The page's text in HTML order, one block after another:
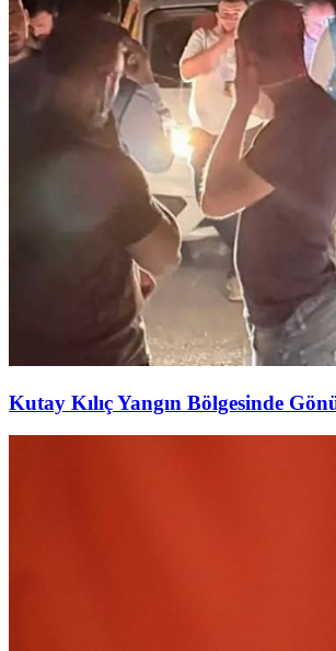
Kutay Kılıç Yangın Bölgesinde